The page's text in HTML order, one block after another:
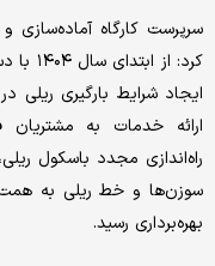
سرپرست کارگاه
کرد:
ایجاد شرایط بارگیری
ارائه خدمات به مشتریان
راه‌اندازی مجدد باسکول
سوزن‌ها و خط ریلی به
بهره‌برداری رسید.